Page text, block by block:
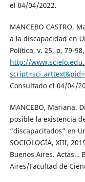
el 04/04/2022.
MANCEBO CASTRO,
a la discapacidad en
Política, v. 25, p. 79-
http://
Consultado el 04/04/
MANCEBO, Mariana.
posible la existencia
“discapacitados” en
SOCIOLOGÍA, XIII,
Buenos Aires. Actas…
Aires/Facultad de